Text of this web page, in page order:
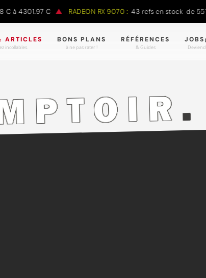
à 4301.97 € RADEON RX 9070 : 43 refs en stock de
ARTICLES
incollables.
BONS PLANS
à ne pas rater !
RÉFÉRENCES
& Guides